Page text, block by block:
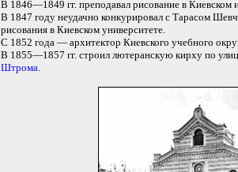
В 1846—1849 гг. преподавал рисование в Киевском
В 1847 году неудачно конкурировал с Тарасом
рисования в Киевском университете.
С 1852 года — архитектор Киевского учебного
В 1855—1857 гг. строил лютеранскую кирху по
Штрома.